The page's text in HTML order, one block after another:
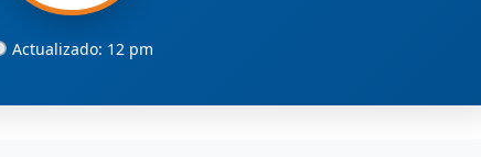
Actualizado: 12 pm